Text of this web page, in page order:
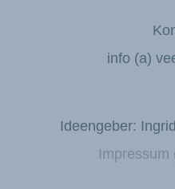
info (a)
Ideengeber:
Impressum